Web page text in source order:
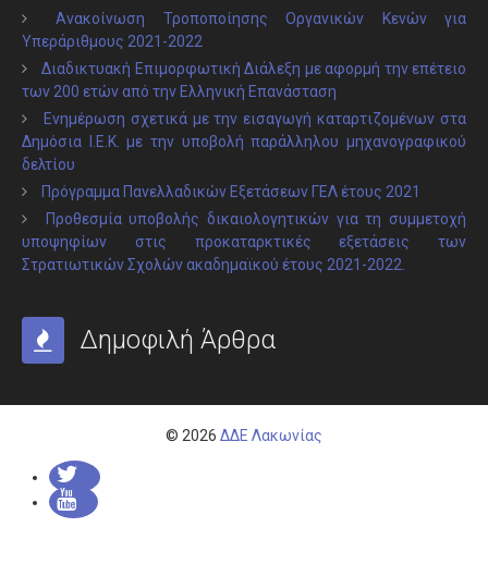
Ανακοίνωση Τροποποίησης Οργανικών Κενών για
Υπεράριθμους 2021-2022
Διαδικτυακή Επιμορφωτική Διάλεξη με αφορμή την επέτειο
των 200 ετών από την Ελληνική Επανάσταση
Ενημέρωση σχετικά με την εισαγωγή καταρτιζομένων στα
Δημόσια Ι.Ε.Κ. με την υποβολή παράλληλου μηχανογραφικού
δελτίου
Πρόγραμμα Πανελλαδικών Εξετάσεων ΓΕΛ έτους 2021
Προθεσμία υποβολής δικαιολογητικών για τη συμμετοχή
υποψηφίων στις προκαταρκτικές εξετάσεις των
Στρατιωτικών Σχολών ακαδημαϊκού έτους 2021-2022.
Δημοφιλή Άρθρα
© 2026 ΔΔΕ Λακωνίας